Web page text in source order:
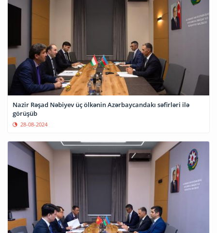
Nazir Rəşad Nəbiyev üç ölkənin Azərbaycandakı səfirləri ilə
görüşüb
28-08-2024